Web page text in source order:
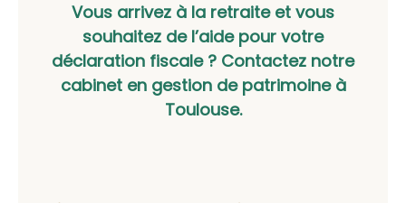
Vous arrivez à la retraite et vous
souhaitez de l’aide pour votre
déclaration fiscale ? Contactez notre
cabinet en gestion de patrimoine à
Toulouse.